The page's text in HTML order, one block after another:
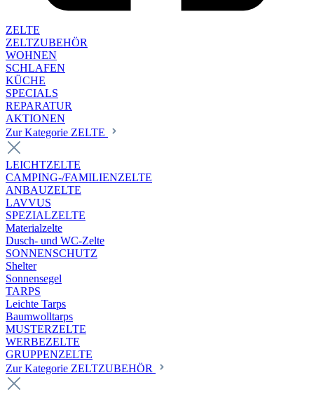
ZELTE
ZELTZUBEHÖR
WOHNEN
SCHLAFEN
KÜCHE
SPECIALS
REPARATUR
AKTIONEN
Zur Kategorie ZELTE
LEICHTZELTE
CAMPING-/FAMILIENZELTE
ANBAUZELTE
LAVVUS
SPEZIALZELTE
Materialzelte
Dusch- und WC-Zelte
SONNENSCHUTZ
Shelter
Sonnensegel
TARPS
Leichte Tarps
Baumwolltarps
MUSTERZELTE
WERBEZELTE
GRUPPENZELTE
Zur Kategorie ZELTZUBEHÖR